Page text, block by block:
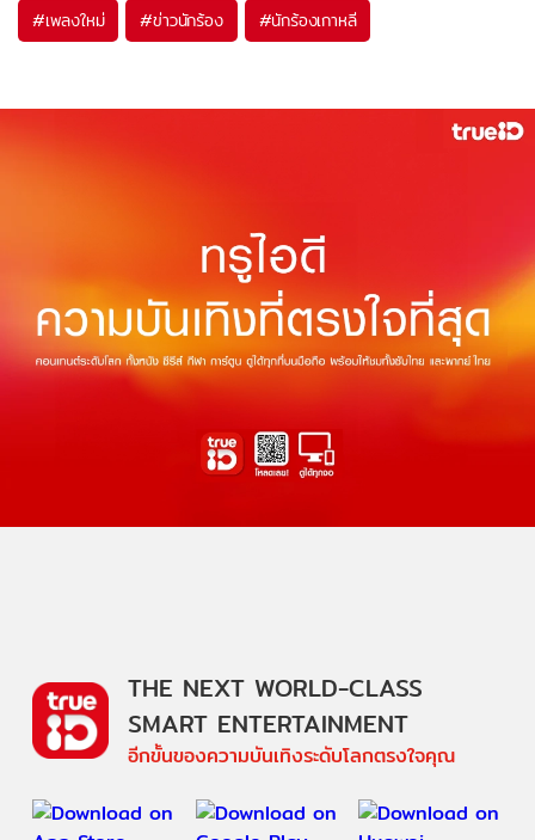
#เพลงใหม่ #ข่าวนักร้อง #นักร้องเกาหลี
THE NEXT WORLD-CLASS
SMART ENTERTAINMENT
อีกขั้นของความบันเทิงระดับโลกตรงใจคุณ